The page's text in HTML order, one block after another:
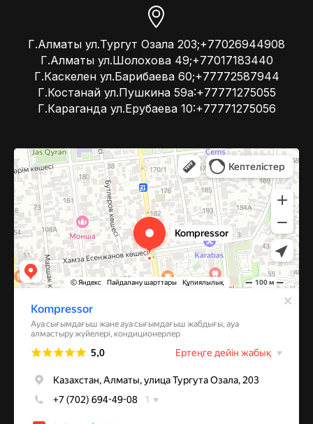
Г.Алматы ул.Тургут Озала 203;+77026944908
Г.Алматы ул.Шолохова 49;+77017183440
Г.Каскелен ул.Барибаева 60;+77772587944
Г.Костанай ул.Пушкина 59а:+77771275055
Г.Караганда ул.Ерубаева 10:+77771275056
Kompressor
Компрессоры и компрессорное оборудование в Алматы
Системы вентиляции в Алматы